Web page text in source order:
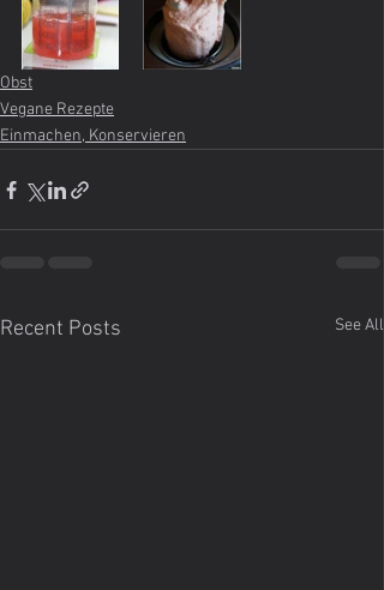
Obst
Vegane Rezepte
Einmachen, Konservieren
Recent Posts See All